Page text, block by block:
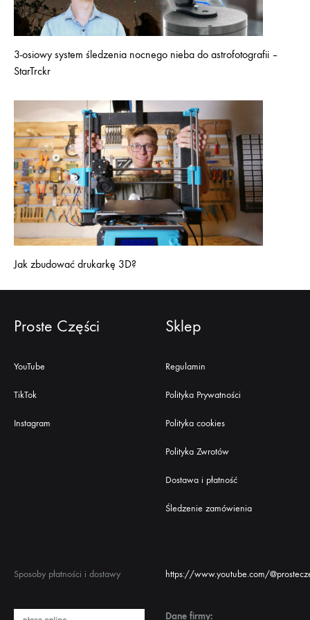
3-osiowy system śledzenia nocnego nieba do astrofotografii –
StarTrckr
Jak zbudować drukarkę 3D?
Proste Części
YouTube
TikTok
Instagram
Sklep
Regulamin
Polityka Prywatności
Polityka cookies
Polityka Zwrotów
Dostawa i płatność
Śledzenie zamówienia
Sposoby płatności i dostawy https://www.youtube.com/
Dane firmy: